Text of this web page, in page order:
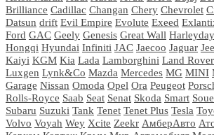
Brilliance Cadillac Changan Chery Chevrolet
Datsun drift Evil Empire Evolute Exeed
Ford GAC Geely Genesis Great Wall
Hongqi Hyundai Infiniti JAC Jaecoo Jaguar
Kaiyi KGM Kia Lada Lamborghini Land Rover
Luxgen Lynk&Co Mazda Mercedes MG MINI
Garage Nissan Omoda Opel Ora Peugeot
Rolls-Royce Saab Seat Senat Skoda Smart
Subaru Suzuki Tank Tenet Tenet Plus Tesla
Volvo Voyah Wey Xcite Zeekr АмберАвто